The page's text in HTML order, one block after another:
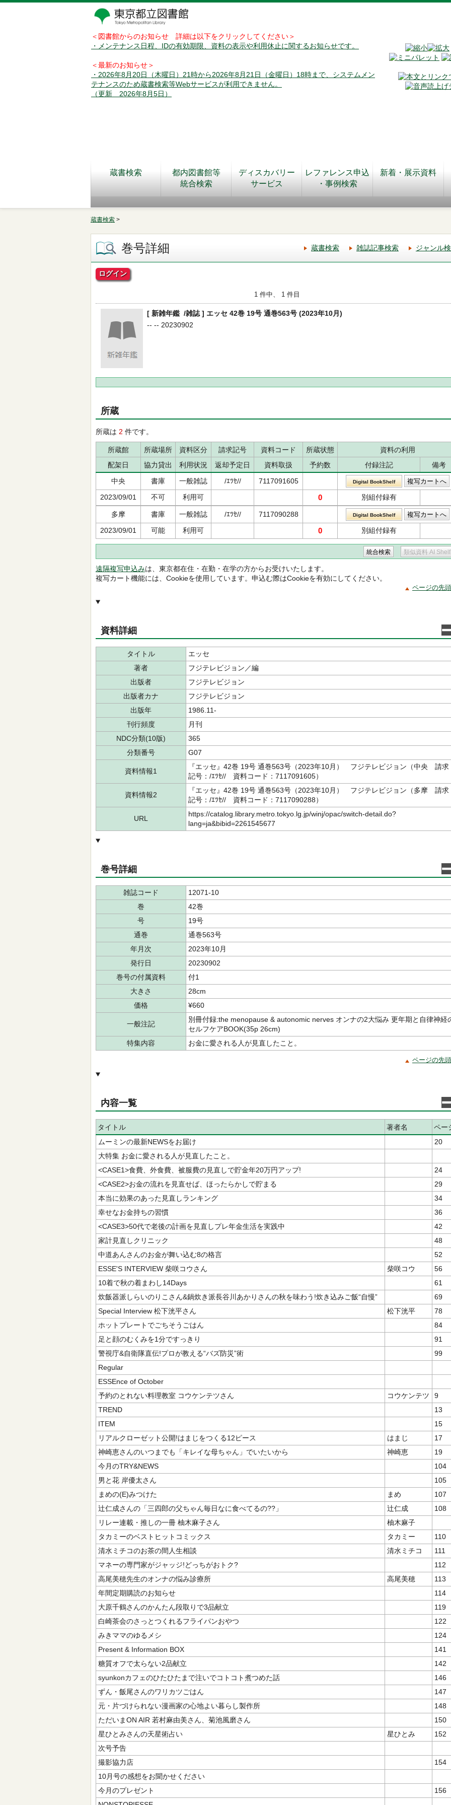
＜図書館からのお知らせ 詳細は以下をクリックしてください＞
・メンテナンス日程、IDの有効期限、資料の表示や利用休止に関するお知らせです。
＜最新のお知らせ＞
・2026年8月20日（木曜日）21時から2026年8月21日（金曜日）18時まで、システムメン
テナンスのため蔵書検索等Webサービスが利用できません。
（更新 2026年8月5日）
蔵書検索
都内図書館等
統合検索
ディスカバリー
サービス
レファレンス申込
・事例検索
新着・展示資料
蔵書検索 >
巻号詳細 蔵書検索 雑誌記事検索 ジャンル
ログイン
1 件中、 1 件目
[ 新雑年鑑 /雑誌 ] エッセ 42巻 19号 通巻563号 (2023年10月)
-- -- 20230902
所蔵
所蔵は 2 件です。
所蔵館 所蔵場所 資料区分 請求記号 資料コード 所蔵状態
資料の利用
配架日
協力貸出 利用状況 返却予定日 資料取扱 予約数 付録注記
備考
中央
書庫 一般雑誌 /ｴﾂｾ// 7117091605 Digital BookShelf
2023/09/01 不可 利用可 0 別組付録有
多摩 書庫 一般雑誌 /ｴﾂｾ// 7117090288 Digital BookShelf
2023/09/01 可能 利用可 0 別組付録有
遠隔複写申込みは、東京都在住・在勤・在学の方からお受けいたします。
複写カート機能には、Cookieを使用しています。申込む際はCookieを有効にしてください。
ページの先
資料詳細
タイトル
エッセ
著者
フジテレビジョン／編
出版者
フジテレビジョン
出版者カナ
フジテレビジョン
出版年
1986.11-
刊行頻度
月刊
NDC分類(10版)
365
分類番号
G07
資料情報1
『エッセ』42巻 19号 通巻563号（2023年10月） フジテレビジョン（中央 請求
記号：/ｴﾂｾ// 資料コード：7117091605）
資料情報2
『エッセ』42巻 19号 通巻563号（2023年10月） フジテレビジョン（多摩 請求
記号：/ｴﾂｾ// 資料コード：7117090288）
URL
https://catalog.library.metro.tokyo.lg.jp/winj/opac/switch-detail.do?
lang=ja&bibid=2261545677
巻号詳細
雑誌コード
12071-10
巻
42巻
号
19号
通巻
通巻563号
年月次
2023年10月
発行日
20230902
巻号の付属資料
付1
大きさ
28cm
価格
¥660
一般注記
別冊付録:the menopause & autonomic nerves オンナの2大悩み 更年期と自律神経
セルフケアBOOK(35p 26cm)
特集内容
お金に愛される人が見直したこと。
ページの先
内容一覧
タイトル 著者名
ペー
ムーミンの最新NEWSをお届け
20
大特集 お金に愛される人が見直したこと。
<CASE1>食費、外食費、被服費の見直しで貯金年20万円アップ!
24
<CASE2>お金の流れを見直せば、ほったらかしで貯まる
29
本当に効果のあった見直しランキング
34
幸せなお金持ちの習慣
36
<CASE3>50代で老後の計画を見直しプレ年金生活を実践中
42
家計見直しクリニック
48
中道あんさんのお金が舞い込む8の格言
52
ESSE'S INTERVIEW 柴咲コウさん
柴咲コウ
56
10着で秋の着まわし14Days
61
炊飯器派しらいのりこさん&鍋炊き派長谷川あかりさんの秋を味わう!炊き込みご飯“自慢”
69
Special Interview 松下洸平さん
松下洸平
78
ホットプレートでごちそうごはん
84
足と顔のむくみを1分ですっきり
91
警視庁&自衛隊直伝!プロが教える“バズ防災”術
99
Regular
ESSEnce of October
予約のとれない料理教室 コウケンテツさん
コウケンテツ
9
TREND
13
ITEM
15
リアルクローゼット公開!はまじをつくる12ピース
はまじ
17
神崎恵さんのいつまでも「キレイな母ちゃん」でいたいから
神崎恵
19
今月のTRY&NEWS
104
男と花 岸優太さん
105
まめの(E)みつけた
まめ
107
辻仁成さんの「三四郎の父ちゃん毎日なに食べてるの??」
辻仁成
108
リレー連載・推しの一冊 柚木麻子さん
柚木麻子
タカミーのベストヒットコミックス
タカミー
110
清水ミチコのお茶の間人生相談
清水ミチコ
111
マネーの専門家がジャッジ!どっちがおトク?
112
高尾美穂先生のオンナの悩み診療所
高尾美穂
113
年間定期購読のお知らせ
114
大原千鶴さんのかんたん段取りで3品献立
119
白崎茶会のさっとつくれるフライパンおやつ
122
みきママのゆるメシ
124
Present & Information BOX
141
糖質オフで太らない2品献立
142
syunkonカフェのひたひたまで注いでコトコト煮つめた話
146
ずん・飯尾さんのワリカツごはん
147
元・片づけられない漫画家の心地よい暮らし製作所
148
ただいまON AIR 若村麻由美さん、菊池風磨さん
150
星ひとみさんの天星術占い
星ひとみ
152
次号予告
撮影協力店
154
10月号の感想をお聞かせください
今月のプレゼント
156